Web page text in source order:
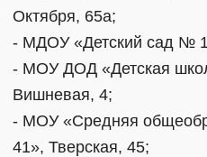
Октября, 65а;
- МДОУ «Детский сад №
- МОУ ДОД «Детская
Вишневая, 4;
- МОУ «Средняя
41», Тверская, 45;